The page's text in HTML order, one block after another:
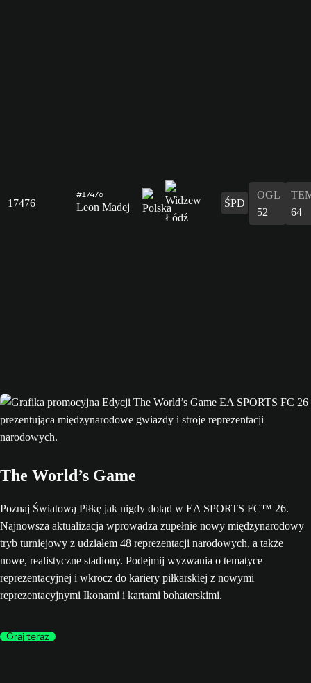
17476
#17476
Leon Madej ŚPD
OGL
52
64
The World’s Game
Poznaj Światową Piłkę jak nigdy dotąd w EA SPORTS FC™ 26.
Najnowsza aktualizacja wprowadza zupełnie nowy międzynarodowy
tryb turniejowy z udziałem 48 reprezentacji narodowych, a także
nowe, realistyczne stadiony. Podejmij wyzwania o tematyce
reprezentacyjnej i wkrocz do kariery piłkarskiej z nowymi
reprezentacyjnymi Ikonami i kartami bohaterskimi.
Graj teraz